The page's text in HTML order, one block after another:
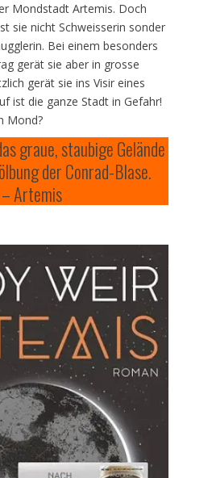
Mondstadt Artemis. Doch
sie nicht Schweisserin sonder
Bei einem besonders
gerät sie aber in grosse
gerät sie ins Visir eines
ist die ganze Stadt in Gefahr!
Mond?
graue, staubige Gelände
der Conrad-Blase.
– Artemis